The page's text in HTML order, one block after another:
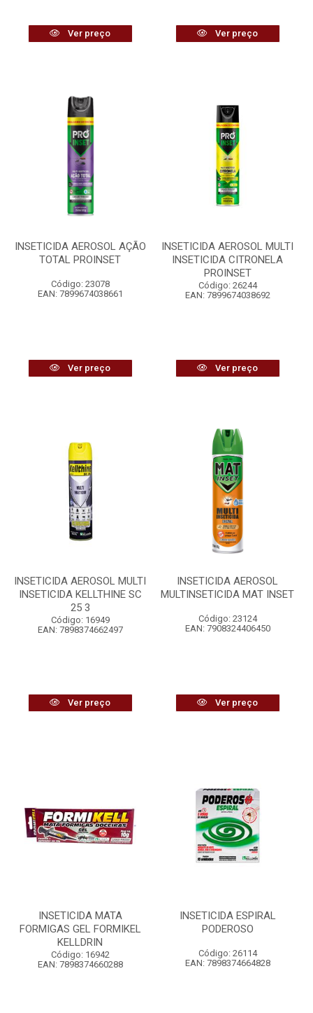
Ver preço Ver preço
INSETICIDA AEROSOL AÇÃO
TOTAL PROINSET
Código: 23078
EAN: 7899674038661
Ver preço
INSETICIDA AEROSOL MULTI
INSETICIDA CITRONELA
PROINSET
Código: 26244
EAN: 7899674038692
Ver preço
INSETICIDA AEROSOL MULTI
INSETICIDA KELLTHINE SC
25 3
Código: 16949
EAN: 7898374662497
Ver preço
INSETICIDA AEROSOL
MULTINSETICIDA MAT INSET
Código: 23124
EAN: 7908324406450
Ver preço
INSETICIDA MATA
FORMIGAS GEL FORMIKEL
KELLDRIN
Código: 16942
EAN: 7898374660288
INSETICIDA ESPIRAL
PODEROSO
Código: 26114
EAN: 7898374664828